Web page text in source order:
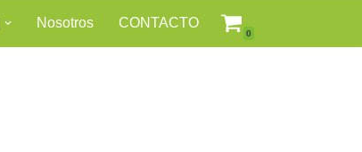
Nosotros CONTACTO
0